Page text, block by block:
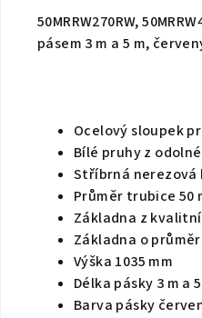
50MRRW270RW,
pásem 3 m a 5 m,
Ocelový sloupek
Bílé pruhy z
Stříbrná nerezová
Průměr trubice 50
Základna z
Základna o
Výška 1035 mm
Délka pásky 3 m a
Barva pásky